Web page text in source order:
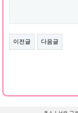
이전글 다음글